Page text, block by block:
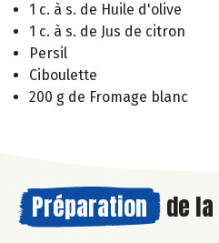
1 c. à s. de Huile d'olive
1 c. à s. de Jus de citron
Persil
Ciboulette
200 g de Fromage blanc
Préparation de la